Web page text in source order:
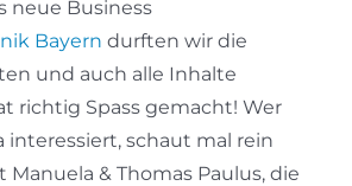
neue Business
Bayern durften wir die
und auch alle Inhalte
richtig Spass gemacht! Wer
interessiert, schaut mal rein
& Thomas Paulus, die